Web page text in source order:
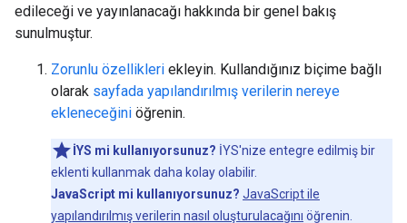
edileceği ve yayınlanacağı hakkında bir genel bakış
sunulmuştur.
Zorunlu özellikleri ekleyin. Kullandığınız biçime bağlı
olarak sayfada yapılandırılmış verilerin nereye
ekleneceğini öğrenin.
İYS mi kullanıyorsunuz? İYS'nize entegre edilmiş bir
eklenti kullanmak daha kolay olabilir.
JavaScript mi kullanıyorsunuz? JavaScript ile
yapılandırılmış verilerin nasıl oluşturulacağını öğrenin.